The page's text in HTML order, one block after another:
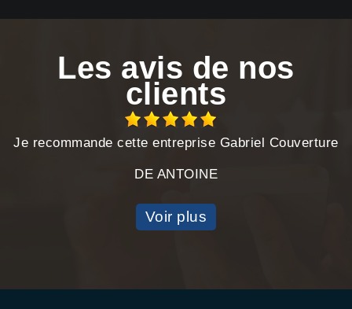
Les avis de nos
clients
Je recommande cette entreprise Gabriel Couverture
DE ANTOINE
Voir plus